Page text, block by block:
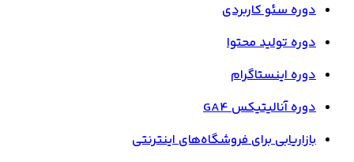
دوره سئو کاربردی
دوره تولید محتوا
دوره اینستاگرام
دوره آنالیتیکس GA4
بازاریابی برای فروشگاه‌های اینترنتی